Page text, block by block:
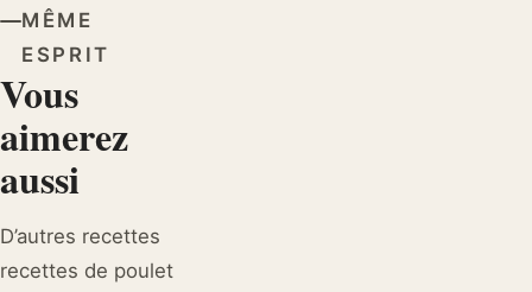
MÊME
ESPRIT
Vous
aimerez
aussi
D’autres recettes
recettes de poulet